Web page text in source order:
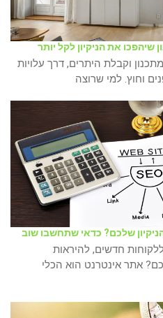
שיהפכו את הניקיון לקל יותר
וקבלת היתרים, דרך עלויות
וחוץ. למי שרוצה
שלכם? כדאי שתחשבו שוב
חדשים, להיראות
אתר אינטרנט הוא הכלי